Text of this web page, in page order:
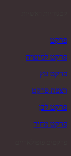
פרקט
פרקט למינציה
פרקט עץ
רצפת פרקט
פרקט לבן
פרקט מחיר